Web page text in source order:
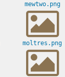
mewtwo.png
moltres.png